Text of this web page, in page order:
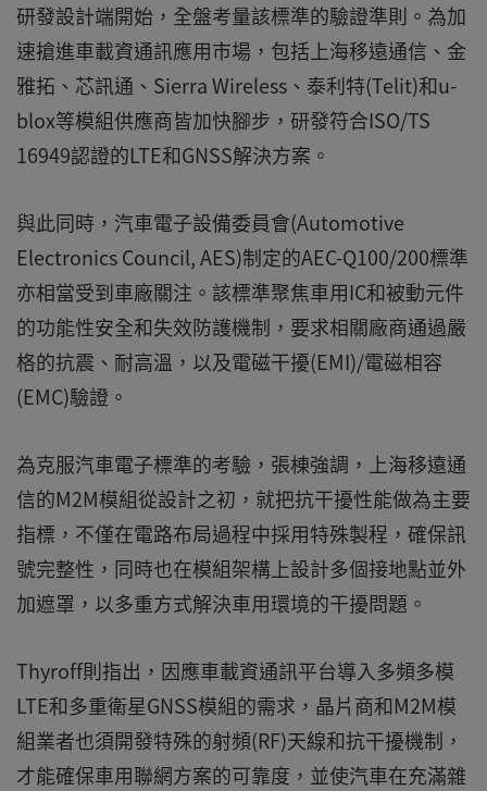
研發設計端開始，全盤考量該標準的驗證準則。為加
速搶進車載資通訊應用市場，包括上海移遠通信、金
雅拓、芯訊通、Sierra Wireless、泰利特(Telit)和u-
blox等模組供應商皆加快腳步，研發符合ISO/TS
16949認證的LTE和GNSS解決方案。
與此同時，汽車電子設備委員會(Automotive
Electronics Council, AES)制定的AEC-Q100/200標準
亦相當受到車廠關注。該標準聚焦車用IC和被動元件
的功能性安全和失效防護機制，要求相關廠商通過嚴
格的抗震、耐高溫，以及電磁干擾(EMI)/電磁相容
(EMC)驗證。
為克服汽車電子標準的考驗，張棟強調，上海移遠通
信的M2M模組從設計之初，就把抗干擾性能做為主要
指標，不僅在電路布局過程中採用特殊製程，確保訊
號完整性，同時也在模組架構上設計多個接地點並外
加遮罩，以多重方式解決車用環境的干擾問題。
Thyroff則指出，因應車載資通訊平台導入多頻多模
LTE和多重衛星GNSS模組的需求，晶片商和M2M模
組業者也須開發特殊的射頻(RF)天線和抗干擾機制，
才能確保車用聯網方案的可靠度，並使汽車在充滿雜